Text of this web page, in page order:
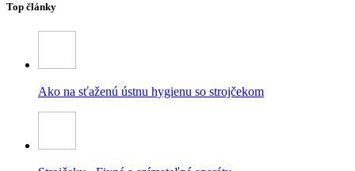
Top články
Ako na sťaženú ústnu hygienu so strojčekom